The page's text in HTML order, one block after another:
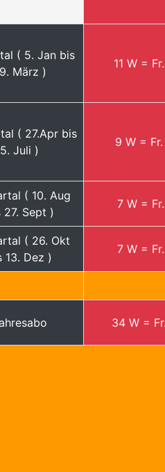
( 5. Jan bis
März )
11 W =
( 27.Apr bis
5. Juli )
9 W =
( 10. Aug
27. Sept )
7 W =
( 26. Okt
13. Dez )
7 W =
34 W =